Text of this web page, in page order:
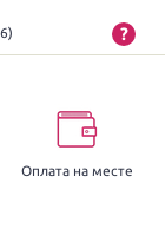
?
Оплата на месте